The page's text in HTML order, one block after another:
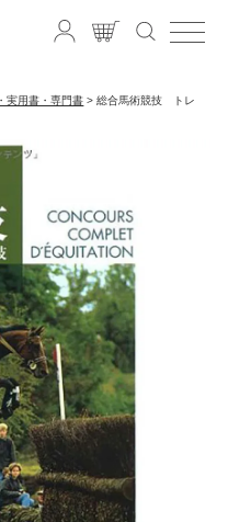
実用書・専門書
総合馬術競技 トレ